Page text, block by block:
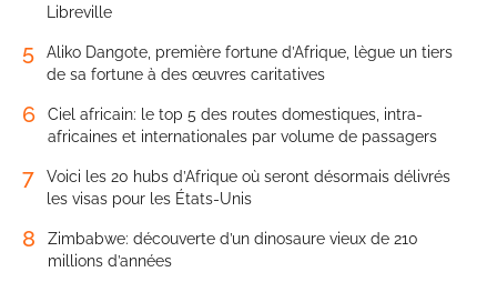
Libreville
5
Aliko Dangote, première fortune d’Afrique, lègue un tiers
de sa fortune à des œuvres caritatives
6
Ciel africain: le top 5 des routes domestiques, intra-
africaines et internationales par volume de passagers
7
Voici les 20 hubs d’Afrique où seront désormais délivrés
les visas pour les États-Unis
8
Zimbabwe: découverte d’un dinosaure vieux de 210
millions d’années